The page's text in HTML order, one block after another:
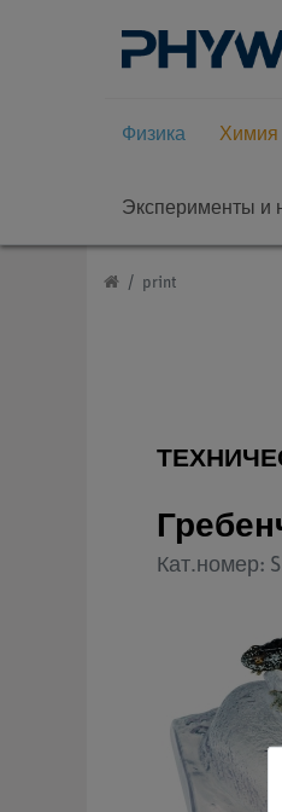
Физика Химия
Эксперименты и
print
Кат.номер: